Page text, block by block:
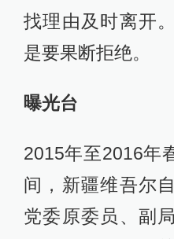
找理由及时离开
是要果断拒绝。
曝光台
2015年至2016年
间，新疆维吾尔
党委原委员、副